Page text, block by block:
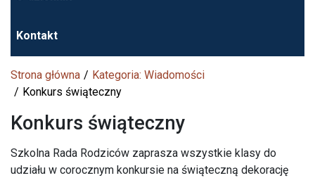
Kontakt
Strona główna
Kategoria: Wiadomości
Konkurs świąteczny
Konkurs świąteczny
Szkolna Rada Rodziców zaprasza wszystkie klasy do
udziału w corocznym konkursie na świąteczną dekorację